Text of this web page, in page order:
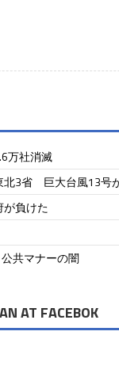
万社消滅
北3省 巨大台風13号
負けた
共マナーの闇
AT FACEBOK